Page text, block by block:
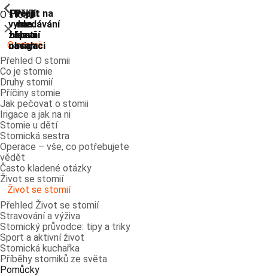
Přejít na
vyhledávání
Přejít
na
hlavní
navigaci
Přejít
na
hlavní
navigaci
Přejít
na
hlavní
obsah
Přejít
na
zápatí
O stomii
ShowPrevious
Zavřít
O stomii
Přehled O stomii
Co je stomie
Druhy stomií
Příčiny stomie
Jak pečovat o stomii
Irigace a jak na ni
Stomie u dětí
Stomická sestra
Operace – vše, co potřebujete
vědět
Často kladené otázky
Život se stomií
ShowPrevious
Život se stomií
Přehled Život se stomií
Stravování a výživa
Stomický průvodce: tipy a triky
Sport a aktivní život
Stomická kuchařka
Příběhy stomiků ze světa
Pomůcky
ShowPrevious
ShowPrevious
ShowPrevious
ShowPrevious
ShowPrevious
ShowPrevious